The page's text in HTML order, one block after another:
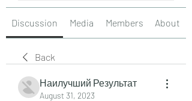
Discussion Media Members About
Back
Наилучший Результат
August 31, 2023